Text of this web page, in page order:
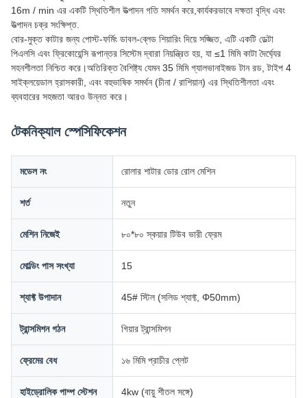
16m / min এর একটি স্থিতিশীল উত্পাদন গতি সমর্থন করে,কার্যকরভাবে দক্ষতা বৃদ্ধি এবং
উত্পাদন চক্র সংক্ষিপ্ত.
বোর-মুক্ত কাটার জন্য পোস্ট-ফর্মিং ডাবল-ব্লেড শিয়ারিং দিয়ে সজ্জিত, এটি একটি ডেল্টা
পিএলসি এবং ফ্রিকোয়েন্সি রূপান্তর সিস্টেম দ্বারা নিয়ন্ত্রিত হয়, যা ≤1 মিমি কাটা দৈর্ঘ্যের
সহনশীলতা নিশ্চিত করে।অতিরিক্ত বৈশিষ্ট্য যেমন 35 মিমি গ্যালভানাইজড টান রড, টাইপ 4
সাইক্লয়েডাল হ্রাসকারী, এবং বহুভাষিক সমর্থন (চীনা / রাশিয়ান) এর স্থিতিশীলতা এবং
ব্যবহারের সহজতা আরও উন্নত করে।
টেকনিক্যাল স্পেসিফিকেশন
মডেল নং রোলার শাটার ডোর রোল মেশিন
শর্ত নতুন
মেশিন নিজেই ৮০*৮০ স্কয়ার টিউব ভারী ফ্রেম
মোল্ডিং পাস সংখ্যা 15
শ্যাফ্ট উপাদান 45# স্টিল (সলিড শ্যাফ্ট, Φ50mm)
ট্রান্সমিশন গঠন গিয়ার ট্রান্সমিশন
ফ্রেমের বেধ ১৬ মিমি প্রাচীর প্লেট
হাইড্রোলিক পাম্প স্টেশন 4kw (বায়ু শীতল সঙ্গে)